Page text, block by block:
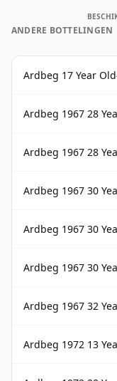
ANDERE BOTTELINGEN
Ardbeg 17 Year Old
Ardbeg 1967 28
Ardbeg 1967 28
Ardbeg 1967 30
Ardbeg 1967 30 Year
Ardbeg 1967 30
Ardbeg 1967 32 Year
Ardbeg 1972 13